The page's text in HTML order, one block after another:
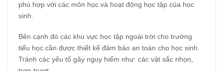
phù hợp với các môn học và hoạt động học tập của học
sinh.
Bên cạnh đó các khu vực học tập ngoài trời cho trường
tiểu học cần được thiết kế đảm bảo an toàn cho học sinh.
Tránh các yếu tố gây nguy hiểm như: các vật sắc nhọn,